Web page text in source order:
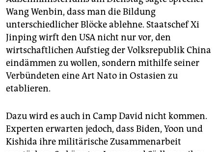
Wang Wenbin, dass man die Bildung
unterschiedlicher Blöcke ablehne. Staatschef Xi
Jinping wirft den USA nicht nur vor, den
wirtschaftlichen Aufstieg der Volksrepublik China
eindämmen zu wollen, sondern mithilfe seiner
Verbündeten eine Art Nato in Ostasien zu
etablieren.
Dazu wird es auch in Camp David nicht kommen.
Experten erwarten jedoch, dass Biden, Yoon und
Kishida ihre militärische Zusammenarbeit